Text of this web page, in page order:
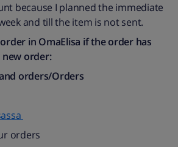
because I planned the immediate
and till the item is not sent.
in OmaElisa if the order has
new order:
orders/Orders
orders